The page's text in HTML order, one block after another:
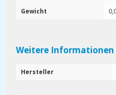
Gewicht
Weitere Informationen
Hersteller